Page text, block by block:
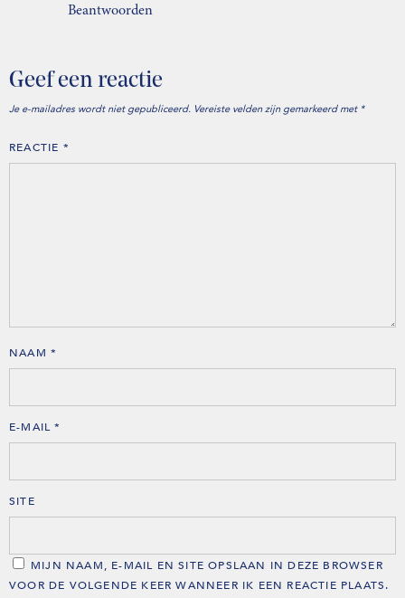
Beantwoorden
Geef een reactie
Je e-mailadres wordt niet gepubliceerd. Vereiste velden zijn gemarkeerd met *
REACTIE *
NAAM *
E-MAIL*
SITE
MIJN NAAM, E-MAIL EN SITE OPSLAAN IN DEZE BROWSER
VOOR DE VOLGENDE KEER WANNEER IK EEN REACTIE PLAATS.